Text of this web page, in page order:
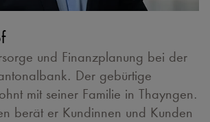
und Finanzplanung bei der
Der gebürtige
mit seiner Familie in Thayngen.
berät er Kundinnen und Kunden